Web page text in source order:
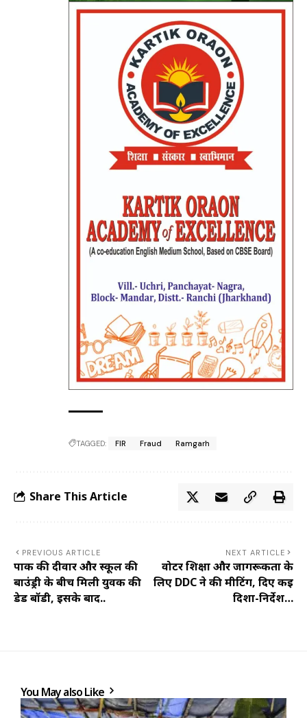
TAGGED: FIR Fraud Ramgarh
Share This Article
PREVIOUS ARTICLE
पार्क की दीवार और स्कूल की
बाउंड्री के बीच मिली युवक की
डेड बॉडी, इसके बाद..
NEXT ARTICLE
वोटर शिक्षा और जागरूकता के
लिए DDC ने की मीटिंग, दिए कई
दिशा-निर्देश…
You May also Like